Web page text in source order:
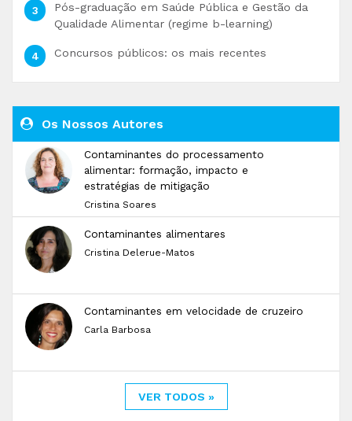
Pós-graduação em Saúde Pública e Gestão da
Qualidade Alimentar (regime b-learning)
Concursos públicos: os mais recentes
Os Nossos Autores
Contaminantes do processamento
alimentar: formação, impacto e
estratégias de mitigação
Cristina Soares
Contaminantes alimentares
Cristina Delerue-Matos
Contaminantes em velocidade de cruzeiro
Carla Barbosa
VER TODOS »